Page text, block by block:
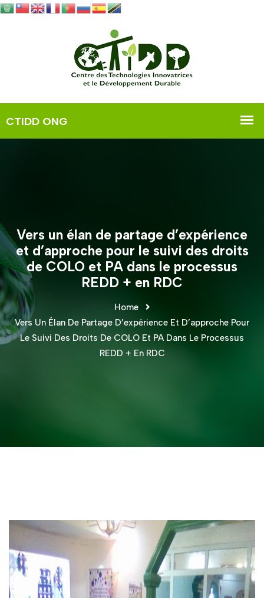
Vers un élan de partage d’expérience
et d’approche pour le suivi des droits
de COLO et PA dans le processus
REDD + en RDC
Home
Vers Un Élan De Partage D’expérience Et D’approche Pour
Le Suivi Des Droits De COLO Et PA Dans Le Processus
REDD + En RDC